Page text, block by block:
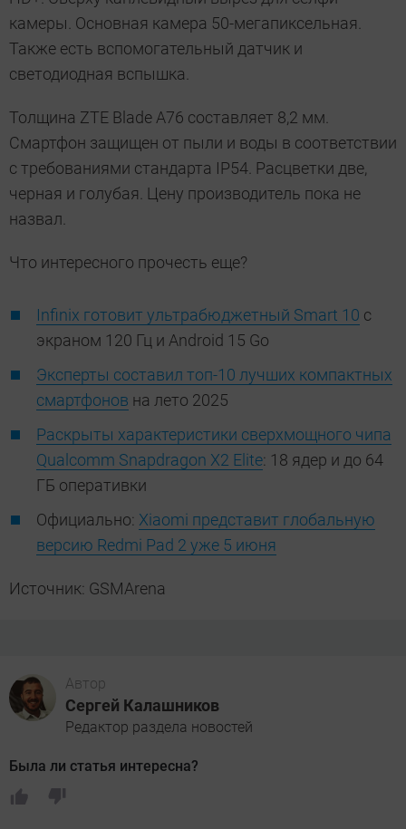
камеры. Основная камера 50-мегапиксельная.
Также есть вспомогательный датчик и
светодиодная вспышка.
Толщина ZTE Blade A76 составляет 8,2 мм.
Смартфон защищен от пыли и воды в соответствии
с требованиями стандарта IP54. Расцветки две,
черная и голубая. Цену производитель пока не
назвал.
Что интересного прочесть еще?
Infinix готовит ультрабюджетный Smart 10 с
экраном 120 Гц и Android 15 Go
Эксперты составил топ-10 лучших компактных
смартфонов на лето 2025
Раскрыты характеристики сверхмощного чипа
Qualcomm Snapdragon X2 Elite: 18 ядер и до 64
ГБ оперативки
Официально: Xiaomi представит глобальную
версию Redmi Pad 2 уже 5 июня
Источник: GSMArena
Автор
Сергей Калашников
Редактор раздела новостей
Была ли статья интересна?